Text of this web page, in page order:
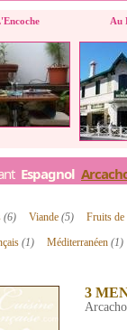
Au
Espagnol
(6) Viande(5)
Fruits
(1) Méditerranéen (1)
3